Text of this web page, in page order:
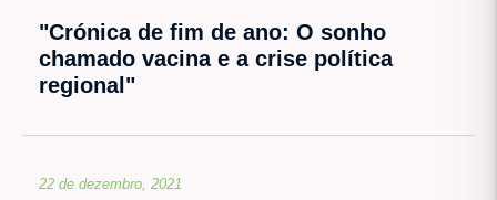
"Crónica de fim de ano: O sonho
chamado vacina e a crise política
regional"
22 de dezembro, 2021